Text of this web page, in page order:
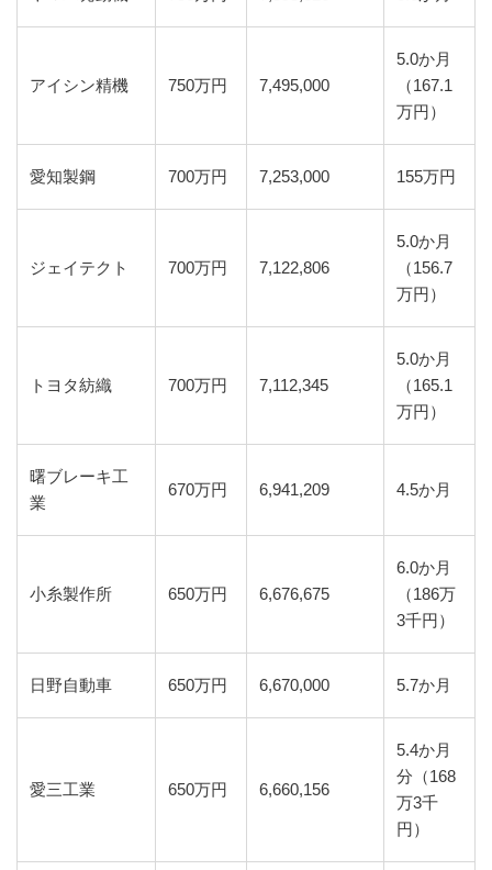
アイシン精機 750万円 7,495,000
5.0か月
（167.1
万円）
愛知製鋼 700万円 7,253,000 155万円
ジェイテクト 700万円 7,122,806
5.0か月
（156.7
万円）
トヨタ紡織 700万円 7,112,345
5.0か月
（165.1
万円）
曙ブレーキ工
業
670万円 6,941,209 4.5か月
小糸製作所 650万円 6,676,675
6.0か月
（186万
3千円）
日野自動車 650万円 6,670,000 5.7か月
愛三工業 650万円 6,660,156
5.4か月
分（168
万3千
円）